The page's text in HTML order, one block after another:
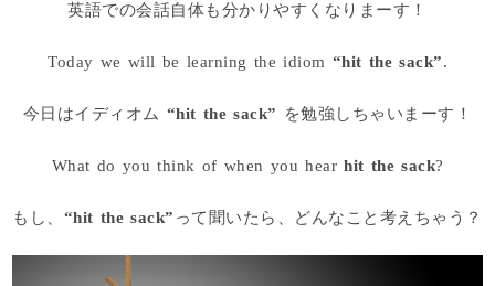
英語での会話自体も分かりやすくなりまーす！
Today we will be learning the idiom “hit the sack”.
今日はイディオム “hit the sack” を勉強しちゃいまーす！
What do you think of when you hear hit the sack?
もし、 “hit the sack” って聞いたら、どんなこと考えちゃう？